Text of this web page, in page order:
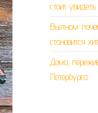
стоит
Вьетнам:
становится
Дома,
Петербурга